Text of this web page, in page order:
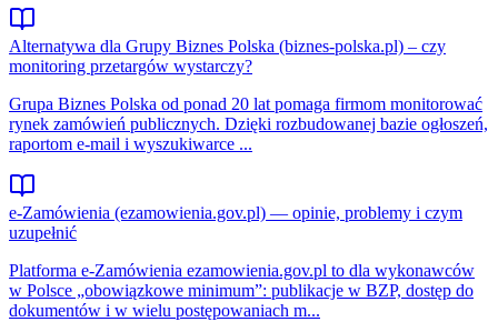
Alternatywa dla Grupy Biznes Polska (biznes-polska.pl) – czy
monitoring przetargów wystarczy?
Grupa Biznes Polska od ponad 20 lat pomaga firmom monitorować
rynek zamówień publicznych. Dzięki rozbudowanej bazie ogłoszeń,
raportom e-mail i wyszukiwarce ...
e‑Zamówienia (ezamowienia.gov.pl) — opinie, problemy i czym
uzupełnić
Platforma e‑Zamówienia ezamowienia.gov.pl to dla wykonawców
w Polsce „obowiązkowe minimum”: publikacje w BZP, dostęp do
dokumentów i w wielu postępowaniach m...